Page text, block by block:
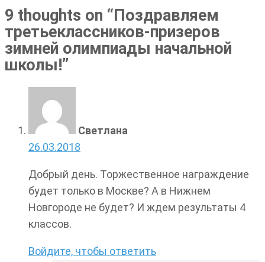
9 thoughts on “Поздравляем
третьеклассников-призеров
зимней олимпиады начальной
школы!”
Светлана
26.03.2018
Добрый день. Торжественное награждение
будет только в Москве? А в Нижнем
Новгороде не будет? И ждем результаты 4
классов.
Войдите, чтобы ответить